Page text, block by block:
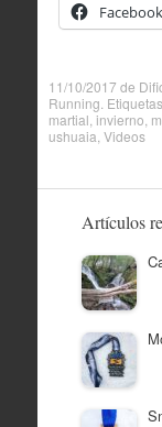
Facebook
11/10/2017 de
Running .
martial invierno
ushuaia Videos
Artículos